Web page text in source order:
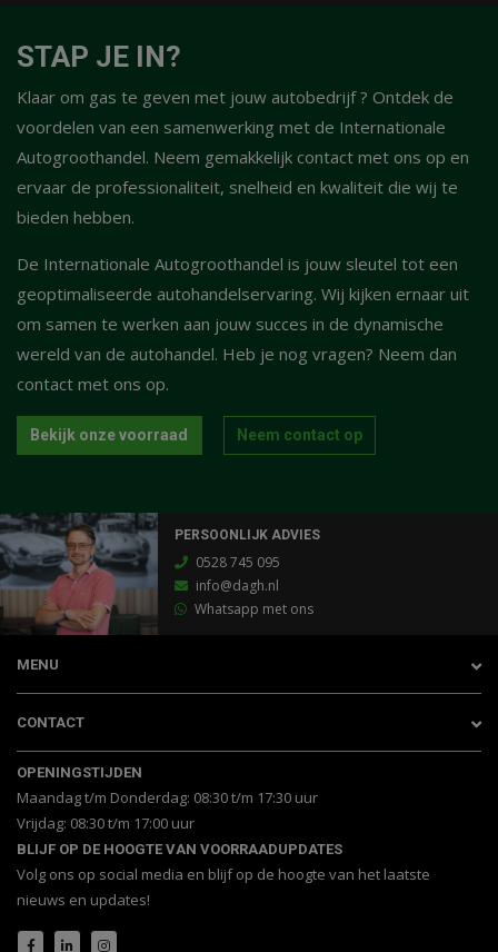
STAP JE IN?
Klaar om gas te geven met jouw autobedrijf ? Ontdek de
voordelen van een samenwerking met de Internationale
Autogroothandel. Neem gemakkelijk contact met ons op en
ervaar de professionaliteit, snelheid en kwaliteit die wij te
bieden hebben.
De Internationale Autogroothandel is jouw sleutel tot een
geoptimaliseerde autohandelservaring. Wij kijken ernaar uit
om samen te werken aan jouw succes in de dynamische
wereld van de autohandel. Heb je nog vragen? Neem dan
contact met ons op.
Bekijk onze voorraad Neem contact op
PERSOONLIJK ADVIES
0528 745 095
info@dagh.nl
Whatsapp met ons
MENU
CONTACT
OPENINGSTIJDEN
Maandag t/m Donderdag: 08:30 t/m 17:30 uur
Vrijdag: 08:30 t/m 17:00 uur
BLIJF OP DE HOOGTE VAN VOORRAADUPDATES
Volg ons op social media en blijf op de hoogte van het laatste
nieuws en updates!